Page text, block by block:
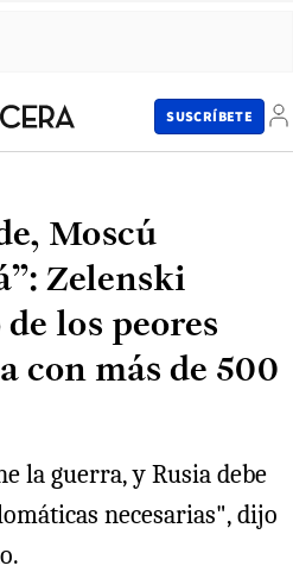
SUSCRÍBETE
Moscú
Zelenski
los peores
con más de 500
la guerra, y Rusia debe
necesarias", dijo